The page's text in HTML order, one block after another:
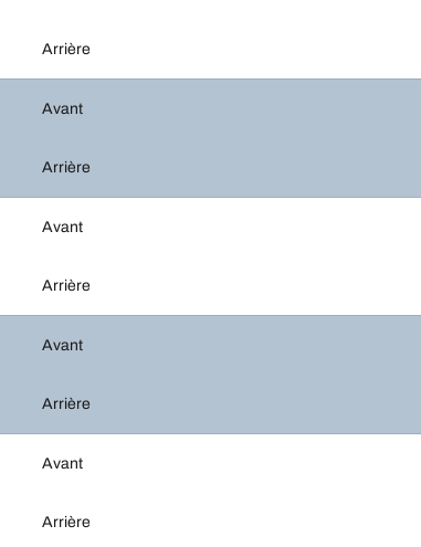
Arrière
Avant
Arrière
Avant
Arrière
Avant
Arrière
Avant
Arrière